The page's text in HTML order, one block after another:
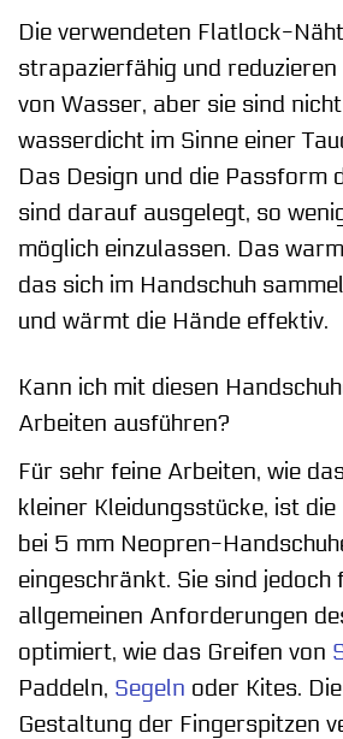
Die verwendeten Flatlock-
strapazierfähig und
von Wasser, aber sie sind
wasserdicht im Sinne einer
Das Design und die Passform
sind darauf ausgelegt, so
möglich einzulassen. Das
das sich im Handschuh
und wärmt die Hände effektiv.
Kann ich mit diesen
Arbeiten ausführen?
Für sehr feine Arbeiten, wie
kleiner Kleidungsstücke, ist
bei 5 mm Neopren-
eingeschränkt. Sie sind jedoch
allgemeinen Anforderungen
optimiert, wie das Greifen von
Paddeln, Segeln oder Kites.
Gestaltung der Fingerspitzen